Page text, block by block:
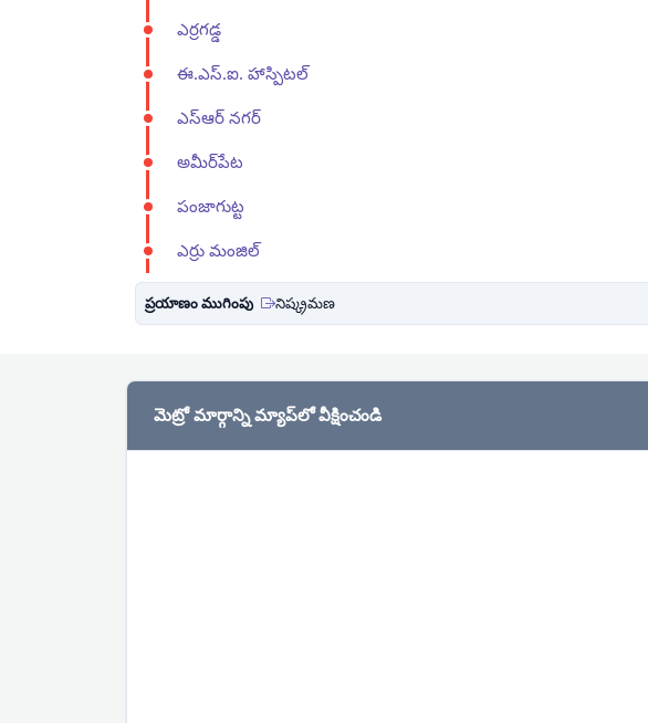
ఎర్రగడ్డ
ఈ.ఎస్.ఐ. హాస్పిటల్
ఎస్ఆర్ నగర్
అమీర్‌పేట
పంజాగుట్ట
ఎర్రు మంజిల్
ప్రయాణం ముగింపు నిష్క్రమణ
మెట్రో మార్గాన్ని మ్యాప్‌లో వీక్షించండి